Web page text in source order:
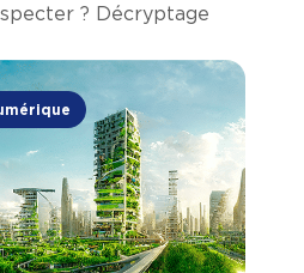
? Décryptage